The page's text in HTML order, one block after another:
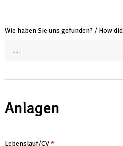
Wie haben Sie uns gefunden? / How
---
Anlagen
Lebenslauf/CV*